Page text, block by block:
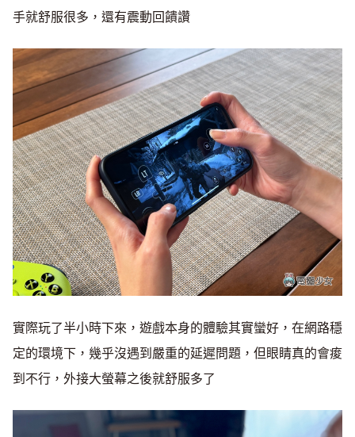
手就舒服很多，還有震動回饋讚
實際玩了半小時下來，遊戲本身的體驗其實蠻好，在網路穩
定的環境下，幾乎沒遇到嚴重的延遲問題，但眼睛真的會痠
到不行，外接大螢幕之後就舒服多了